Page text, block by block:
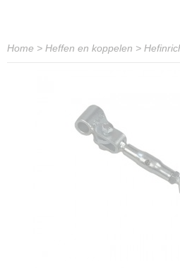
Home > Heffen en koppelen >